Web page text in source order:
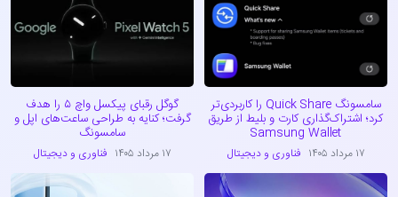
سامسونگ Quick Share را کاربردی‌تر
کرد؛ اشتراک‌گذاری کارت و بلیط از طریق
Samsung Wallet
۱۷ مرداد ۱۴۰۵ فناوری و دیجیتال
گوگل رقبای پیکسل واچ ۵ را هدف
گرفت؛ کنایه به طراحی ساعت‌های اپل و
سامسونگ
۱۷ مرداد ۱۴۰۵ فناوری و دیجیتال